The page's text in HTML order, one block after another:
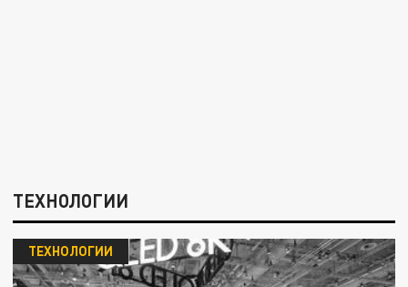
ТЕХНОЛОГИИ
ТЕХНОЛОГИИ